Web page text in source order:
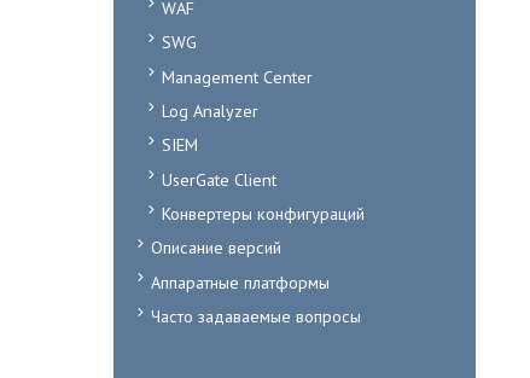
WAF
SWG
Management Center
Log Analyzer
SIEM
UserGate Client
Конвертеры конфигураций
Описание версий
Аппаратные платформы
Часто задаваемые вопросы